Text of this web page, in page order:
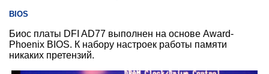
BIOS
Биос платы DFI AD77 выполнен на основе Award-
Phoenix BIOS. К набору настроек работы памяти
никаких претензий.